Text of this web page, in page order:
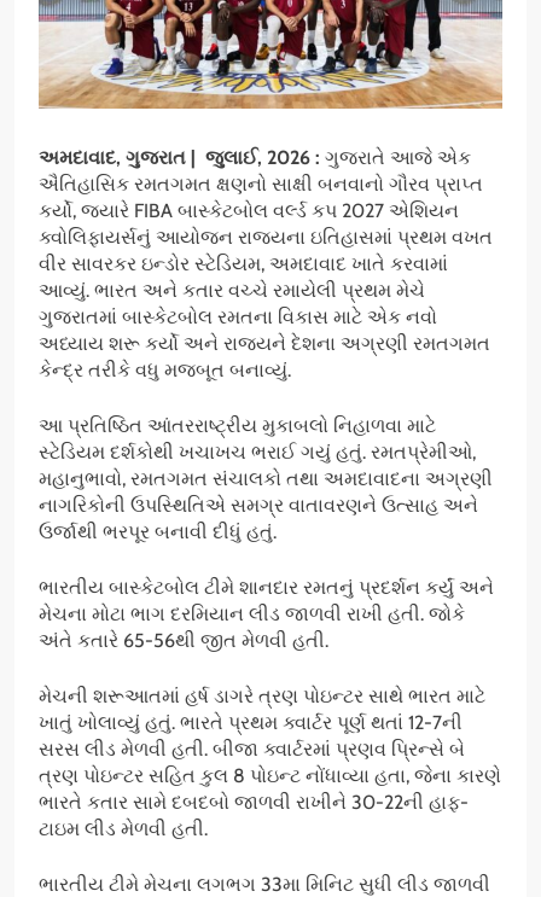
અમદાવાદ, ગુજરાત | જુલાઈ, 2026 : ગુજરાતે આજે એક
ઐતિહાસિક રમતગમત ક્ષણનો સાક્ષી બનવાનો ગૌરવ પ્રાપ્ત
કર્યો, જ્યારે FIBA બાસ્કેટબોલ વર્લ્ડ કપ 2027 એશિયન
ક્વોલિફાયર્સનું આયોજન રાજ્યના ઇતિહાસમાં પ્રથમ વખત
વીર સાવરકર ઇન્ડોર સ્ટેડિયમ, અમદાવાદ ખાતે કરવામાં
આવ્યું. ભારત અને કતાર વચ્ચે રમાયેલી પ્રથમ મેચે
ગુજરાતમાં બાસ્કેટબોલ રમતના વિકાસ માટે એક નવો
અધ્યાય શરૂ કર્યો અને રાજ્યને દેશના અગ્રણી રમતગમત
કેન્દ્ર તરીકે વધુ મજબૂત બનાવ્યું.
આ પ્રતિષ્ઠિત આંતરરાષ્ટ્રીય મુકાબલો નિહાળવા માટે
સ્ટેડિયમ દર્શકોથી ખચાખચ ભરાઈ ગયું હતું. રમતપ્રેમીઓ,
મહાનુભાવો, રમતગમત સંચાલકો તથા અમદાવાદના અગ્રણી
નાગરિકોની ઉપસ્થિતિએ સમગ્ર વાતાવરણને ઉત્સાહ અને
ઉર્જાથી ભરપૂર બનાવી દીધું હતું.
ભારતીય બાસ્કેટબોલ ટીમે શાનદાર રમતનું પ્રદર્શન કર્યું અને
મેચના મોટા ભાગ દરમિયાન લીડ જાળવી રાખી હતી. જોકે
અંતે કતારે 65-56થી જીત મેળવી હતી.
મેચની શરૂઆતમાં હર્ષ ડાગરે ત્રણ પોઇન્ટર સાથે ભારત માટે
ખાતું ખોલાવ્યું હતું. ભારતે પ્રથમ ક્વાર્ટર પૂર્ણ થતાં 12-7ની
સરસ લીડ મેળવી હતી. બીજા ક્વાર્ટરમાં પ્રણવ પ્રિન્સે બે
ત્રણ પોઇન્ટર સહિત કુલ 8 પોઇન્ટ નોંધાવ્યા હતા, જેના કારણે
ભારતે કતાર સામે દબદબો જાળવી રાખીને 30-22ની હાફ-
ટાઇમ લીડ મેળવી હતી.
ભારતીય ટીમે મેચના લગભગ 33મા મિનિટ સુધી લીડ જાળવી